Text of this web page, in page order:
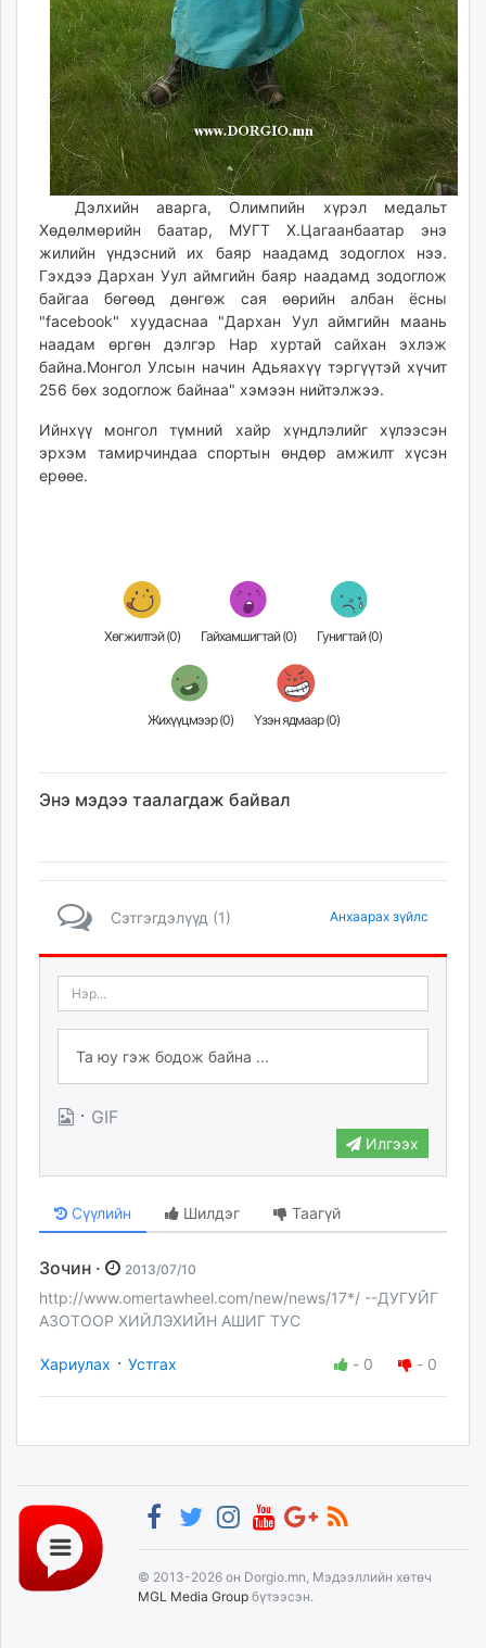
mminfo.mn
ugluu.mn
urlag.mn
unen.mn
asu.mn
shudarga.mn
shuurhai.mn
unuudur.mn
isee.mn
mglradio.com
fact.mn
itoim.mn
tumen.mn
shuum.mn
times.mn
tvmongolia.mn
mass.mn
unegui.mn
Дэлхийн аварга, Олимпийн хүрэл медальт
Хөдөлмөрийн баатар, МУГТ Х.Цагаанбаатар энэ
жилийн үндэсний их баяр наадамд зодоглох нээ.
Гэхдээ Дархан Уул аймгийн баяр наадамд зодоглож
байгаа бөгөөд дөнгөж сая өөрийн албан ёсны
"facebook" хуудаснаа "Дархан Уул аймгийн маань
наадам өргөн дэлгэр Нар хуртай сайхан эхлэж
байна.Монгол Улсын начин Адьяахүү тэргүүтэй хүчит
256 бөх зодоглож байнаа" хэмээн нийтэлжээ.
Ийнхүү монгол түмний хайр хүндлэлийг хүлээсэн
эрхэм тамирчиндаа спортын өндөр амжилт хүсэн
ерөөе.
Хөгжилтэй (0) Гайхамшигтай (0) Гунигтай (0)
Жихүүцмээр (0) Үзэн ядмаар (0)
Энэ мэдээ таалагдаж байвал
Сэтгэгдэлүүд (1) Анхаарах зүйлс
· GIF
Илгээх
Сүүлийн Шилдэг Таагүй
Зочин · 2013/07/10
http://www.omertawheel.com/new/news/17*/ --ДУГУЙГ
АЗОТООР ХИЙЛЭХИЙН АШИГ ТУС
Хариулах · Устгах - 0 - 0
© 2013-2026 он Dorgio.mn, Мэдээллийн хөтөч
MGL Media Group бүтээсэн.